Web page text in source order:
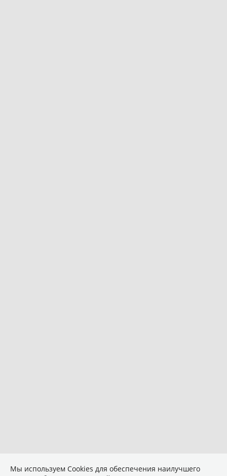
Мы используем Сookies для обеспечения наилучшего